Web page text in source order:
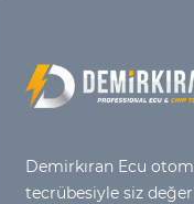
Demirkıran Ecu
tecrübesiyle siz